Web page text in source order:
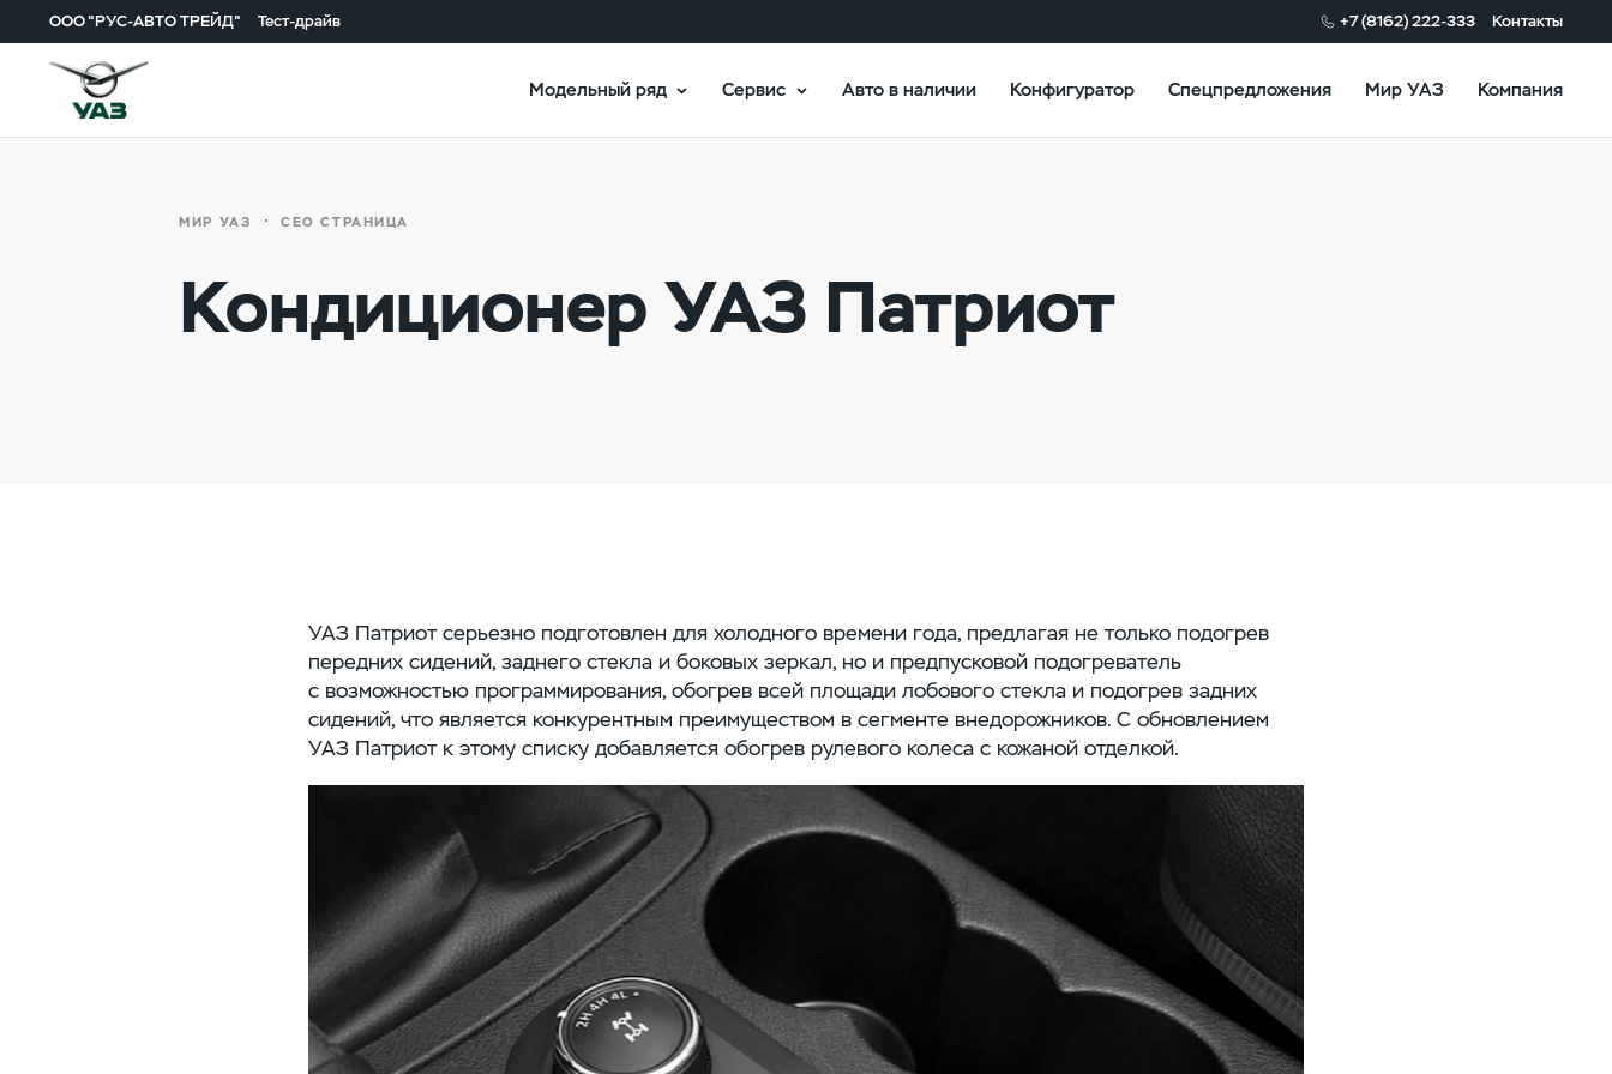
ООО "РУС-АВТО ТРЕЙД" Тест-драйв +7 (8162) 222-333 Контакты
Модельный ряд Сервис Авто в наличии Конфигуратор Спецпредложения Мир УАЗ Компания
МИР УАЗ СЕО СТРАНИЦА
Кондиционер УАЗ Патриот
УАЗ Патриот серьезно подготовлен для холодного времени года, предлагая не только подогрев
передних сидений, заднего стекла и боковых зеркал, но и предпусковой подогреватель
с возможностью программирования, обогрев всей площади лобового стекла и подогрев задних
сидений, что является конкурентным преимуществом в сегменте внедорожников. С обновлением
УАЗ Патриот к этому списку добавляется обогрев рулевого колеса с кожаной отделкой.